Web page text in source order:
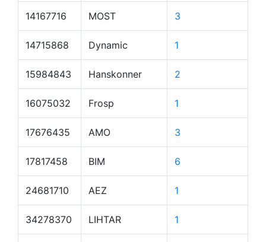
14167716 MOST 3
14715868 Dynamic 1
15984843 Hanskonner 2
16075032 Frosp 1
17676435 AMO 3
17817458 BIM 6
24681710 AEZ 1
34278370 LIHTAR 1